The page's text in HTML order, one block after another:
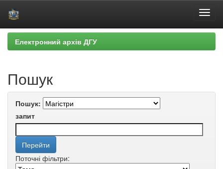
Skip
navigation
Електронний архів ДГУ
Пошук
Пошук:
запит
Поточні фільтри: